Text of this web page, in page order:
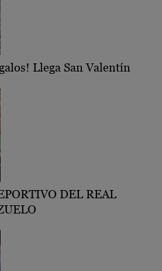
Llega San Valentín
DEL REAL